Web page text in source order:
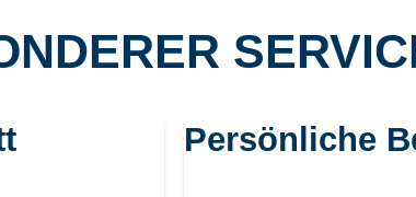
Persönliche